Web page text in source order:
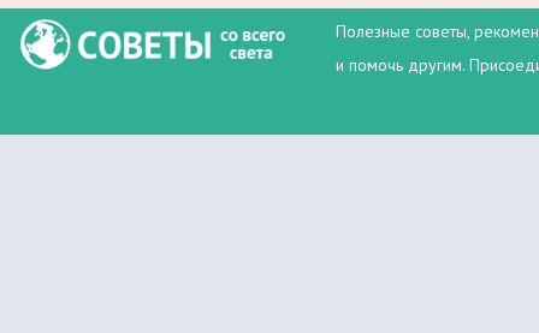
Полезные советы,
и помочь другим.